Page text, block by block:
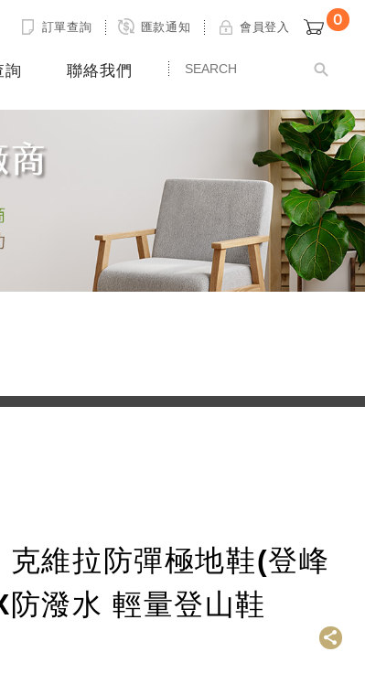
訂單查詢 匯款通知 會員登入 0
詢 聯絡我們
維拉防彈極地鞋(登峰
潑水 輕量登山鞋